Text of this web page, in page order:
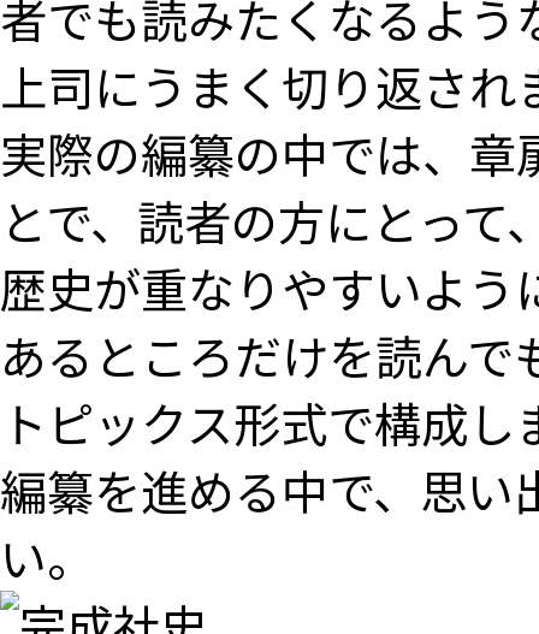
者でも読みたくなるよ
上司にうまく切り返され
実際の編纂の中では、
とで、読者の方にとっ
歴史が重なりやすいよ
あるところだけを読ん
トピックス形式で構成し
編纂を進める中で、思
い。